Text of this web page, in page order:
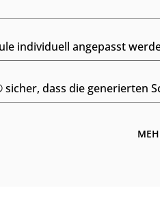
individuell angepasst
sicher, dass die generierten